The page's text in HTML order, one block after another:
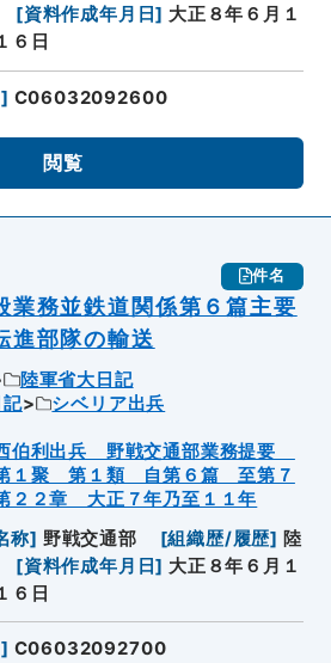
[資料作成年月日] 大正８年６月１
６日
] C06032092600
閲覧
件名
業務並鉄道関係第６篇主要
進部隊の輸送
陸軍省大日記
記
シベリア出兵
伯利出兵 野戦交通部業務提要
１聚 第１類 自第６篇 至第７
２章 大正７年乃至１１年
称] 野戦交通部 [組織歴/履歴] 陸
[資料作成年月日] 大正８年６月１
６日
] C06032092700